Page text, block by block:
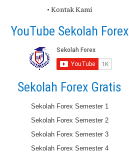
• Kontak Kami
YouTube Sekolah Forex
Sekolah Forex Gratis
Sekolah Forex Semester 1
Sekolah Forex Semester 2
Sekolah Forex Semester 3
Sekolah Forex Semester 4